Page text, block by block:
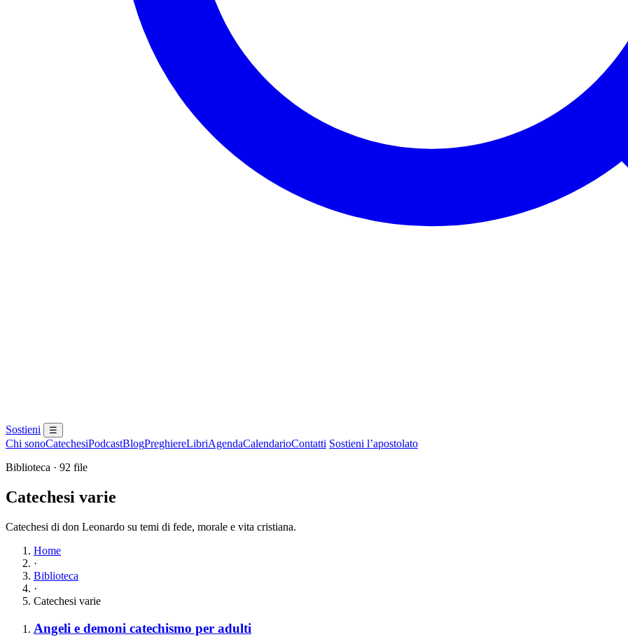
Sostieni ☰
Chi sonoCatechesiPodcastBlogPreghiereLibriAgendaCalendarioContatti Sostieni l’apostolato
Biblioteca · 92 file
Catechesi varie
Catechesi di don Leonardo su temi di fede, morale e vita cristiana.
Home
·
Biblioteca
·
Catechesi varie
Elenco dei contenuti
Elemento 1:
Angeli e demoni catechismo per adulti